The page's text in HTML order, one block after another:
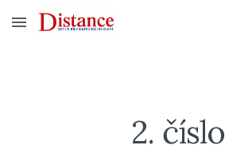
Skip to main content
2. číslo